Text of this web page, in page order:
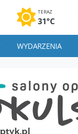
TERAZ
31°C
WYDARZENIA